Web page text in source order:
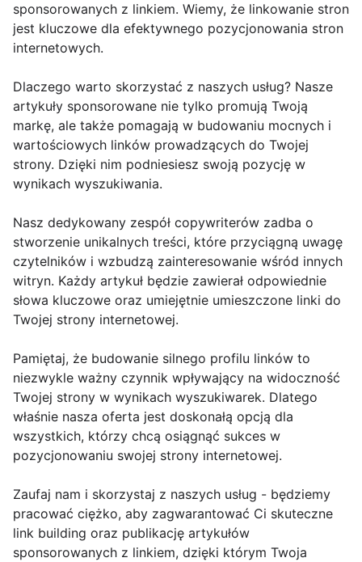
sponsorowanych z linkiem. Wiemy, że linkowanie stron
jest kluczowe dla efektywnego pozycjonowania stron
internetowych.
Dlaczego warto skorzystać z naszych usług? Nasze
artykuły sponsorowane nie tylko promują Twoją
markę, ale także pomagają w budowaniu mocnych i
wartościowych linków prowadzących do Twojej
strony. Dzięki nim podniesiesz swoją pozycję w
wynikach wyszukiwania.
Nasz dedykowany zespół copywriterów zadba o
stworzenie unikalnych treści, które przyciągną uwagę
czytelników i wzbudzą zainteresowanie wśród innych
witryn. Każdy artykuł będzie zawierał odpowiednie
słowa kluczowe oraz umiejętnie umieszczone linki do
Twojej strony internetowej.
Pamiętaj, że budowanie silnego profilu linków to
niezwykle ważny czynnik wpływający na widoczność
Twojej strony w wynikach wyszukiwarek. Dlatego
właśnie nasza oferta jest doskonałą opcją dla
wszystkich, którzy chcą osiągnąć sukces w
pozycjonowaniu swojej strony internetowej.
Zaufaj nam i skorzystaj z naszych usług - będziemy
pracować ciężko, aby zagwarantować Ci skuteczne
link building oraz publikację artykułów
sponsorowanych z linkiem, dzięki którym Twoja